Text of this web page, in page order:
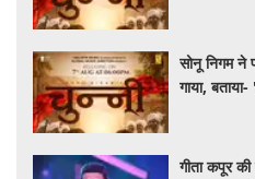
सोनू निगम ने
गाया,
गीता कपूर